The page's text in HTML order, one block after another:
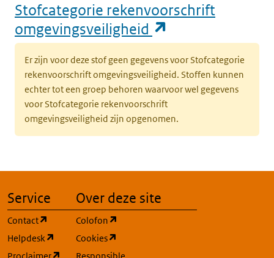
Stofcategorie rekenvoorschrift
omgevingsveiligheid
Er zijn voor deze stof geen gegevens voor Stofcategorie
rekenvoorschrift omgevingsveiligheid. Stoffen kunnen
echter tot een groep behoren waarvoor wel gegevens
voor Stofcategorie rekenvoorschrift
omgevingsveiligheid zijn opgenomen.
Service
Contact
(opent in een nieuw tabblad)
Helpdesk
(opent in een nieuw tabblad)
(opent in een nieuw tabblad)
Over deze site
Colofon
Cookies